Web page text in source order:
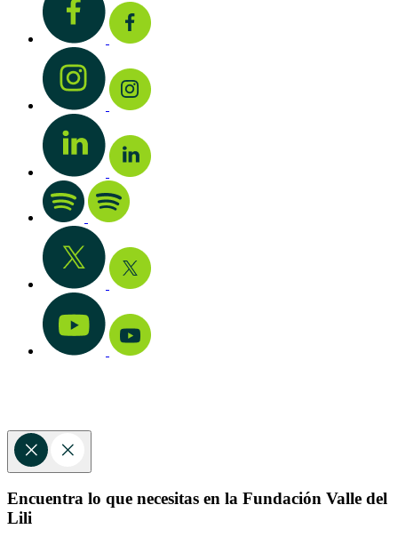
Encuentra lo que necesitas en la Fundación Valle del
Lili